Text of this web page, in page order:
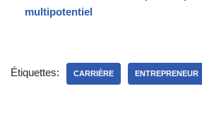
multipotentiel
Étiquettes: CARRIÈRE ENTREPRENEUR